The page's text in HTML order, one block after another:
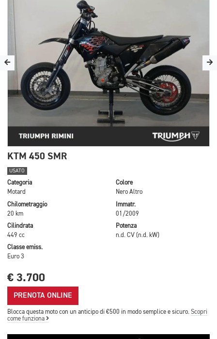
KTM 450 SMR
USATO
Categoria
Motard
Colore
Nero Altro
Chilometraggio
20 km
Immatr.
01/2009
Cilindrata
449 cc
Potenza
n.d. CV (n.d. kW)
Classe emiss.
Euro 3
€ 3.700
PRENOTA ONLINE
Blocca questa moto con un anticipo di €500 in modo semplice e sicuro. Scopri
come funziona